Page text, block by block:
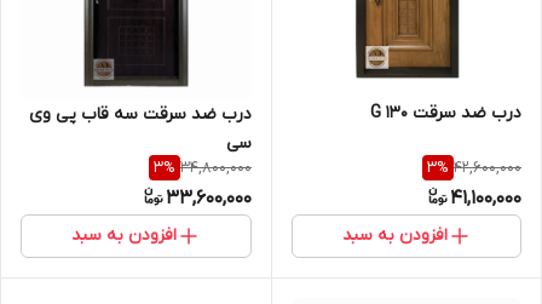
درب ضد سرقت G 130
42,600,000
3%
41,100,000
افزودن به سبد
درب ضد سرقت سه قاب پی وی
سی
34,800,000
3%
33,600,000
افزودن به سبد